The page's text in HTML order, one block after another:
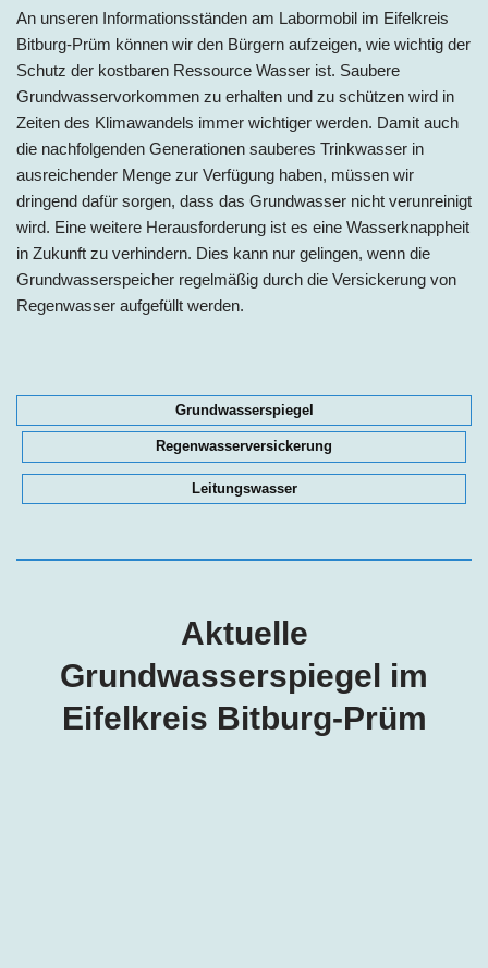
An unseren Informationsständen am Labormobil im Eifelkreis
Bitburg-Prüm können wir den Bürgern aufzeigen, wie wichtig der
Schutz der kostbaren Ressource Wasser ist. Saubere
Grundwasservorkommen zu erhalten und zu schützen wird in
Zeiten des Klimawandels immer wichtiger werden. Damit auch
die nachfolgenden Generationen sauberes Trinkwasser in
ausreichender Menge zur Verfügung haben, müssen wir
dringend dafür sorgen, dass das Grundwasser nicht verunreinigt
wird. Eine weitere Herausforderung ist es eine Wasserknappheit
in Zukunft zu verhindern. Dies kann nur gelingen, wenn die
Grundwasserspeicher regelmäßig durch die Versickerung von
Regenwasser aufgefüllt werden.
Grundwasserspiegel
Regenwasserversickerung
Leitungswasser
Aktuelle
Grundwasserspiegel im
Eifelkreis Bitburg-Prüm